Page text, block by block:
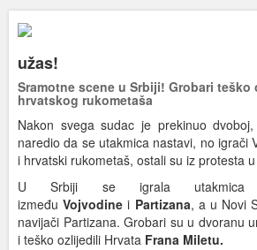
užas!
Sramotne scene u Srbiji! Grobari
hrvatskog rukometaša
Nakon svega sudac je prekinuo
naredio da se utakmica nastavi, no igrači
i hrvatski rukometaš, ostali su iz protesta
U Srbiji se igrala utakmica
izmeđuVojvodinei Partizana, a u Novi
navijači Partizana. Grobari su u dvoranu
i teško ozlijedili Hrvata Frana Miletu.